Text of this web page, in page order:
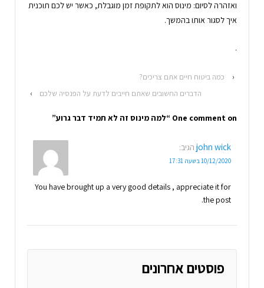
ואזהרה לסיום: מינוס הוא לתקופת זמן מוגבלת, כאשר יש לכם תוכנית
איך לסגור אותו בהמשך.
.
‹
כמה ביטוח חיים אתם צריכים?
הדברים החשובים שאתם חייבים לדעת על הפנסיה שלכם
›
One comment on “ למה מינוס זה לא תמיד דבר גרוע”
john wick הגיב:
10/12/2020 בשעה 17:31
You have brought up a very good details , appreciate it for
the post.
פוסטים אחרונים